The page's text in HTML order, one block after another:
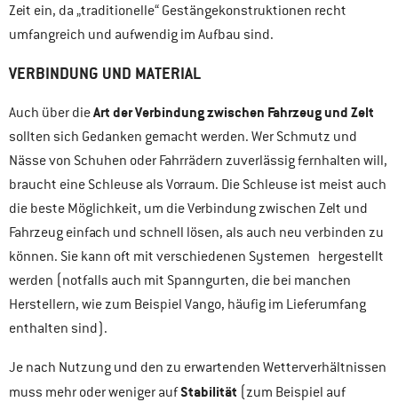
Zeit ein, da „traditionelle“ Gestängekonstruktionen recht
umfangreich und aufwendig im Aufbau sind.
VERBINDUNG UND MATERIAL
Auch über dieArt der Verbindung zwischen Fahrzeug und Zelt
sollten sich Gedanken gemacht werden. Wer Schmutz und
Nässe von Schuhen oder Fahrrädern zuverlässig fernhalten will,
braucht eine Schleuse als Vorraum. Die Schleuse ist meist auch
die beste Möglichkeit, um die Verbindung zwischen Zelt und
Fahrzeug einfach und schnell lösen, als auch neu verbinden zu
können. Sie kann oft mit verschiedenen Systemen hergestellt
werden (notfalls auch mit Spanngurten, die bei manchen
Herstellern, wie zum Beispiel Vango, häufig im Lieferumfang
enthalten sind).
Je nach Nutzung und den zu erwartenden Wetterverhältnissen
muss mehr oder weniger aufStabilität (zum Beispiel auf